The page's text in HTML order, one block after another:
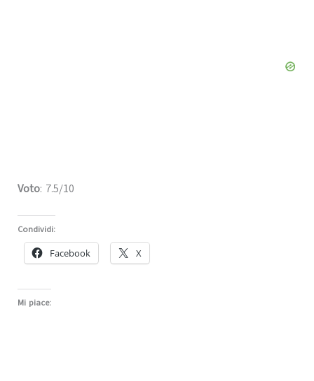
Voto: 7.5/10
Condividi:
Facebook X
Mi piace: